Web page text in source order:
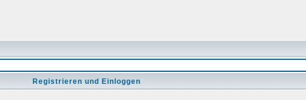
Registrieren und Einloggen